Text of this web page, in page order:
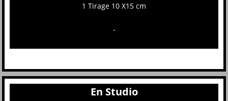
1 Tirage 10 X15 cm
-
En Studio